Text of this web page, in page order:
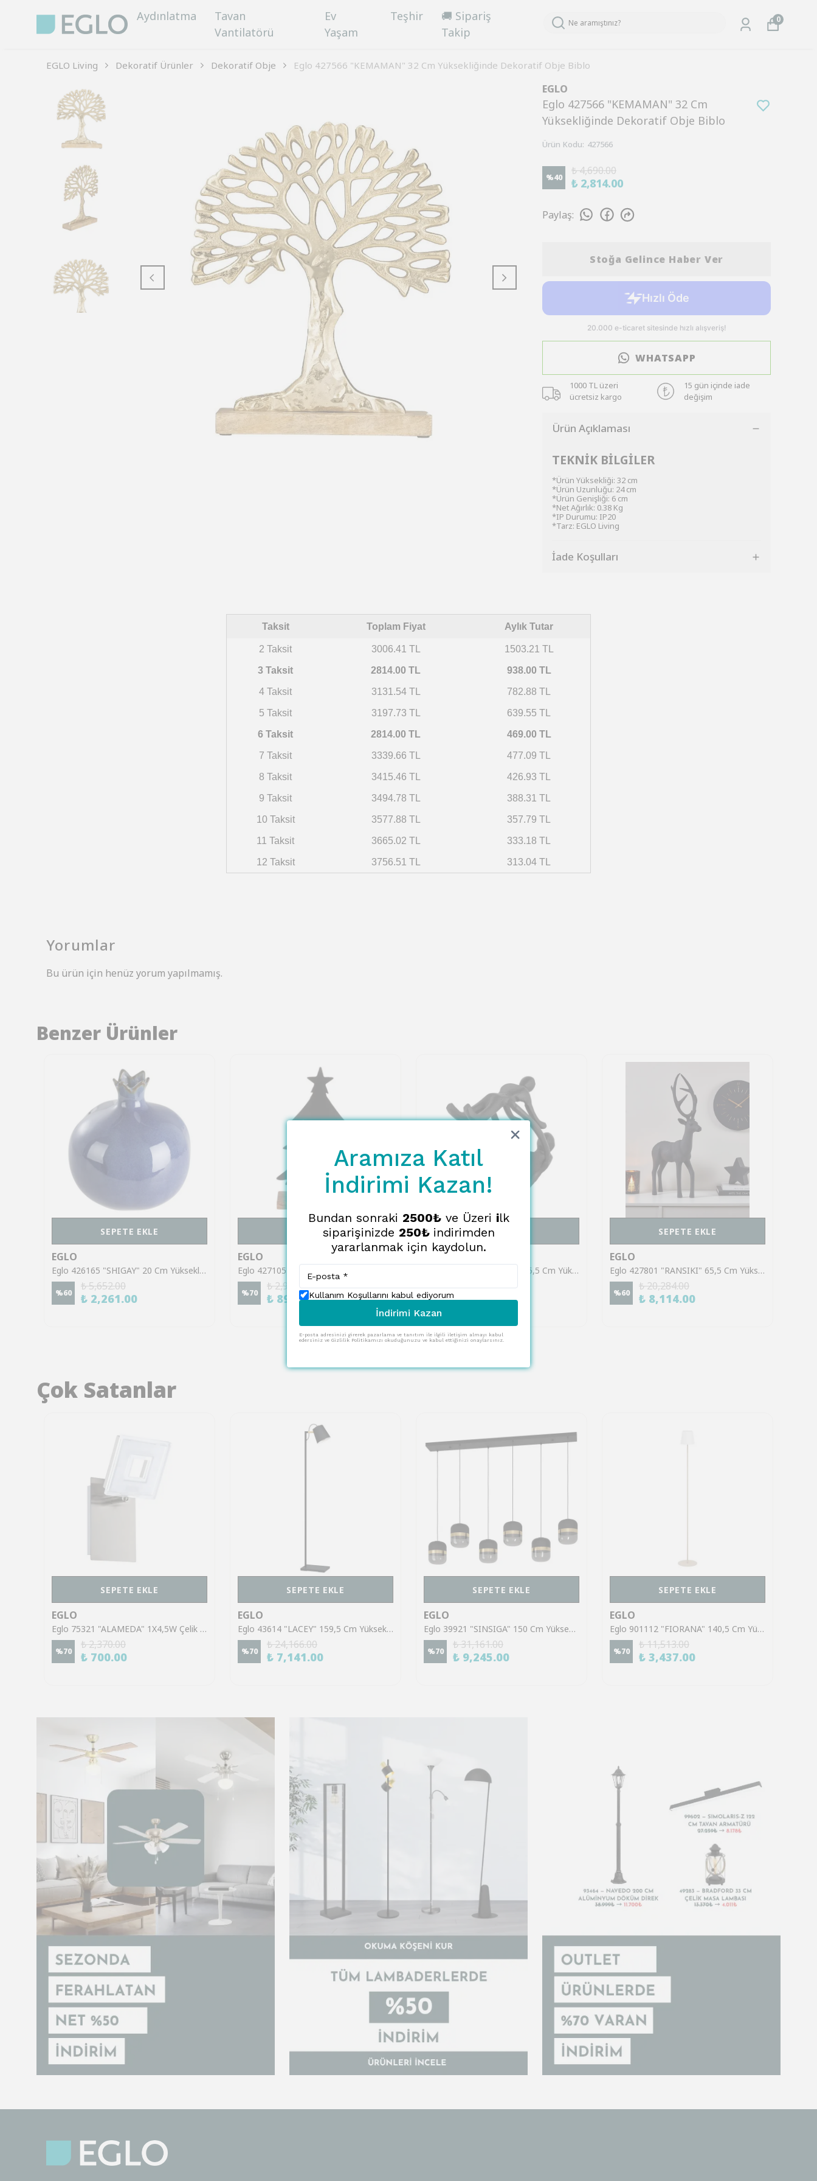
Aydınlatma
Tavan
Vantilatörü
Ev
Yaşam
Teşhir
🚚 Sipariş
Takip
0
EGLO Living Dekoratif Ürünler Dekoratif Obje Eglo 427566 "KEMAMAN" 32 Cm Yüksekliğinde Dekoratif Obje Biblo
EGLO
Eglo 427566 "KEMAMAN" 32 Cm
Yüksekliğinde Dekoratif Obje Biblo
Ürün Kodu: 427566
%40
₺ 4,690.00
₺ 2,814.00
Paylaş:
Stoğa Gelince Haber Ver
WHATSAPP
1000 TL üzeri
ücretsiz kargo
15 gün içinde iade
değişim
Ürün Açıklaması
TEKNİK BİLGİLER
*Ürün Yüksekliği: 32 cm
*Ürün Uzunluğu: 24 cm
*Ürün Genişliği: 6 cm
*Net Ağırlık: 0.38 Kg
*IP Durumu: IP20
*Tarz: EGLO Living
İade Koşulları
Taksit Toplam Fiyat Aylık Tutar
2 Taksit 3006.41 TL 1503.21 TL
3 Taksit 2814.00 TL 938.00 TL
4 Taksit 3131.54 TL 782.88 TL
5 Taksit 3197.73 TL 639.55 TL
6 Taksit 2814.00 TL 469.00 TL
7 Taksit 3339.66 TL 477.09 TL
8 Taksit 3415.46 TL 426.93 TL
9 Taksit 3494.78 TL 388.31 TL
10 Taksit 3577.88 TL 357.79 TL
11 Taksit 3665.02 TL 333.18 TL
12 Taksit 3756.51 TL 313.04 TL
Yorumlar
Bu ürün için henüz yorum yapılmamış.
Benzer Ürünler
SEPETE EKLE
EGLO
Eglo 426165 "SHIGAY" 20 Cm Yüksekliğinde 19 Cm Çapında Mavi Nar Dekoratif Obje
%60
₺ 5,652.00
₺ 2,261.00
SEPETE EKLE
EGLO
%70
₺ 2,966.00
₺ 890.00
SEPETE EKLE
EGLO
Eglo 429747 "ZADIWIN" 15,5 Cm Yüksekliğinde Dekoratif Obje Biblo
%60
₺ 4,468.00
₺ 1,788.00
SEPETE EKLE
EGLO
Eglo 427801 "RANSIKI" 65,5 Cm Yüksekliğinde Dekoratif Obje Biblo
%60
₺ 20,284.00
₺ 8,114.00
Çok Satanlar
SEPETE EKLE
EGLO
Eglo 75321 "ALAMEDA" 1X4,5W Çelik Nikel Mat Sıva Üstü Spot
%70
₺ 2,370.00
₺ 700.00
SEPETE EKLE
EGLO
Eglo 43614 "LACEY" 159,5 Cm Yüksekliğinde Çelik, Ahşap Köşe Lambası Lambader
%70
₺ 24,166.00
₺ 7,141.00
SEPETE EKLE
EGLO
Eglo 39921 "SINSIGA" 150 Cm Yüksekliğinde Çelik Siyah Sarkıt Avize
%70
₺ 31,161.00
₺ 9,245.00
SEPETE EKLE
EGLO
Eglo 901112 "FIORANA" 140,5 Cm Yüksekliğinde Çelik Köşe Lambası Lambader
%70
₺ 11,513.00
₺ 3,437.00
Aramıza Katıl
İndirimi Kazan!
Bundan sonraki 2500₺ve Üzeri ilk
siparişinizde 250₺ indirimden
yararlanmak için kaydolun.
Kullanım Koşullarını kabul ediyorum
İndirimi Kazan
E-posta adresinizi girerek pazarlama ve tanıtım ile ilgili iletişim almayı kabul
edersiniz ve Gizlilik Politikamızı okuduğunuzu ve kabul ettiğinizi onaylarsınız.